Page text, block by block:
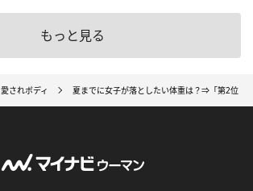
もっと見る
愛されボディ 夏までに女子が落としたい体重は？⇒「第2位